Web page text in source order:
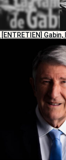
[ENTRETIEN]